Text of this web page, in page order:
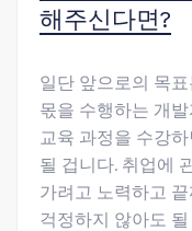
해주신다면?
일단 앞으로의 목
몫을 수행하는 개
교육 과정을 수강
될 겁니다. 취업에
가려고 노력하고
걱정하지 않아도